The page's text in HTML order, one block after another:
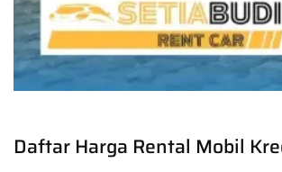
Daftar Harga Rental Mobil